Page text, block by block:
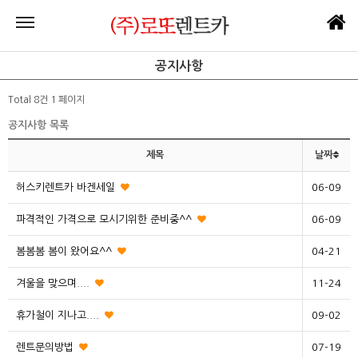
공지사항
Total 8건 1 페이지
공지사항 목록
제목 날짜
허스키렌트카 바겐세일 06-09
파격적인 가격으로 모시기위한 준비중^^ 06-09
봄봄봄 봄이 왔어요^^ 04-21
겨울을 맞으며.... 11-24
휴가철이 지나고.... 09-02
렌트문의방법 07-19